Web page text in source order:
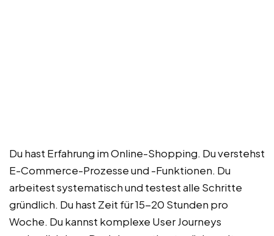
Du hast Erfahrung im Online-Shopping. Du verstehst
E-Commerce-Prozesse und -Funktionen. Du
arbeitest systematisch und testest alle Schritte
gründlich. Du hast Zeit für 15-20 Stunden pro
Woche. Du kannst komplexe User Journeys